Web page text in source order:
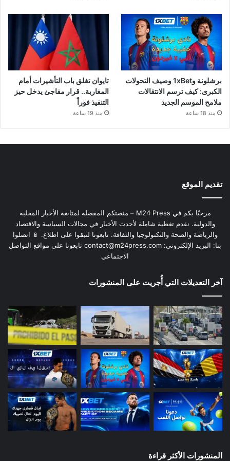
برشلونة و1xBet وصيف التحولات
الكبرى: كيف ترسم الانتقالات
ملامح الموسم الجديد
منذ 18 ساعة
تايوان تغلق باب التأشيرات أمام
المغاربة.. قرار مفاجئ يدخل حيز
التنفيذ فوراً
منذ 19 ساعة
تقديم الموقع
مرحبًا بكم في M24 Press – منصتكم المفضلة لمتابعة الأخبار المحلية
والدولية. نقدم تغطية شاملة لأحدث الأخبار في مجالات السياسة والاقتصاد
والرياضة والصحة والتكنولوجيا والثقافة. تابعونا لتبقوا على اطلاع. 📱 اتصلوا
بنا: البريد الإلكتروني: contact@m24press.com تابعونا على مواقع التواصل
الاجتماعي
آخر التعديلات التي أُجريت على المنشورات
المنشورات الأكثر قراءة